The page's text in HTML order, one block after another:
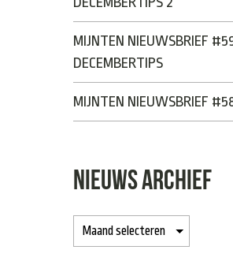
MIJNTEN NIEUWSBRIEF
DECEMBERTIPS
MIJNTEN NIEUWSBRIEF
NIEUWS ARCHIEF